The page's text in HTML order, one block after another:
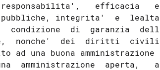
efficacia   ed
integrita'  e  lealta'
di  garanzia  delle
nonche'  dei  diritti  civili,
buona amministrazione e
amministrazione  aperta,   al